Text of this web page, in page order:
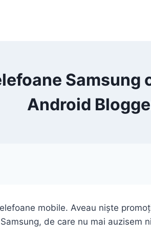
Android
mobile. Aveau niște
de care nu mai auzisem